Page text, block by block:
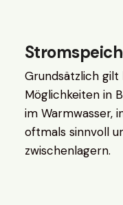
Grundsätzlich gilt
Möglichkeiten in
im Warmwasser,
oftmals sinnvoll
zwischenlagern.